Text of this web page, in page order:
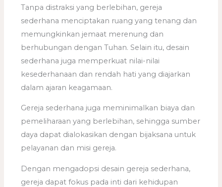
Tanpa distraksi yang berlebihan, gereja
sederhana menciptakan ruang yang tenang dan
memungkinkan jemaat merenung dan
berhubungan dengan Tuhan. Selain itu, desain
sederhana juga memperkuat nilai-nilai
kesederhanaan dan rendah hati yang diajarkan
dalam ajaran keagamaan.
Gereja sederhana juga meminimalkan biaya dan
pemeliharaan yang berlebihan, sehingga sumber
daya dapat dialokasikan dengan bijaksana untuk
pelayanan dan misi gereja.
Dengan mengadopsi desain gereja sederhana,
gereja dapat fokus pada inti dari kehidupan